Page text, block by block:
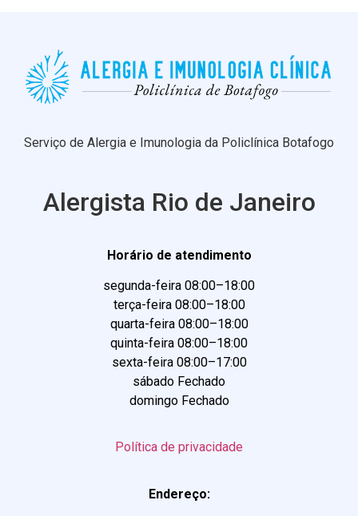
Serviço de Alergia e Imunologia da Policlínica Botafogo
Alergista Rio de Janeiro
Horário de atendimento
segunda-feira 08:00–18:00
terça-feira 08:00–18:00
quarta-feira 08:00–18:00
quinta-feira 08:00–18:00
sexta-feira 08:00–17:00
sábado Fechado
domingo Fechado
Política de privacidade
Endereço: